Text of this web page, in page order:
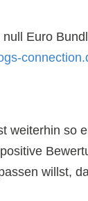
Euro
weiterhin so
willst,